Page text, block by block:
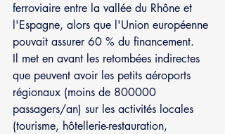
ferroviaire entre la vallée du Rhône et
l'Espagne, alors que l'Union européenne
pouvait assurer 60 % du financement.
Il met en avant les retombées indirectes
que peuvent avoir les petits aéroports
régionaux (moins de 800000
passagers/an) sur les activités locales
(tourisme, hôtellerie-restauration,